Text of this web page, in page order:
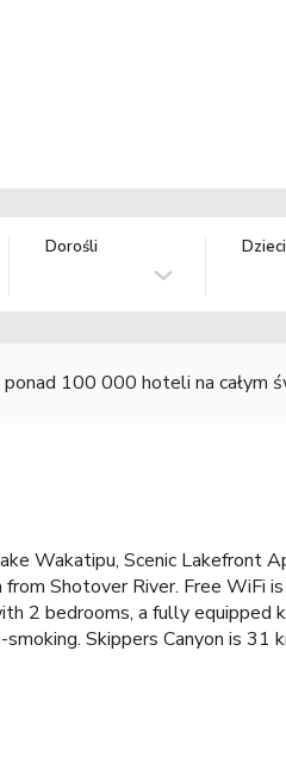
Dorośli Dzieci
100 000 hoteli na całym
Wakatipu, Scenic Lakefront
Shotover River. Free WiFi
2 bedrooms, a fully equipped
Skippers Canyon is